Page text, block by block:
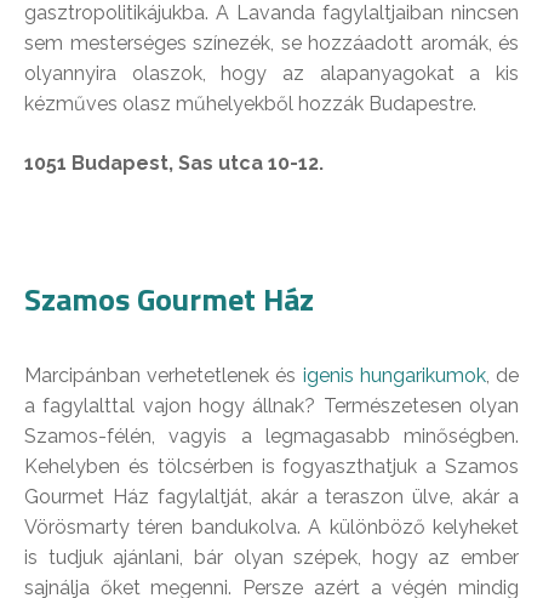
gasztropolitikájukba. A Lavanda fagylaltjaiban nincsen
sem mesterséges színezék, se hozzáadott aromák, és
olyannyira olaszok, hogy az alapanyagokat a kis
kézműves olasz műhelyekből hozzák Budapestre.
1051 Budapest, Sas utca 10-12.
Szamos Gourmet Ház
Marcipánban verhetetlenek és igenis hungarikumok, de
a fagylalttal vajon hogy állnak? Természetesen olyan
Szamos-félén, vagyis a legmagasabb minőségben.
Kehelyben és tölcsérben is fogyaszthatjuk a Szamos
Gourmet Ház fagylaltját, akár a teraszon ülve, akár a
Vörösmarty téren bandukolva. A különböző kelyheket
is tudjuk ajánlani, bár olyan szépek, hogy az ember
sajnálja őket megenni. Persze azért a végén mindig